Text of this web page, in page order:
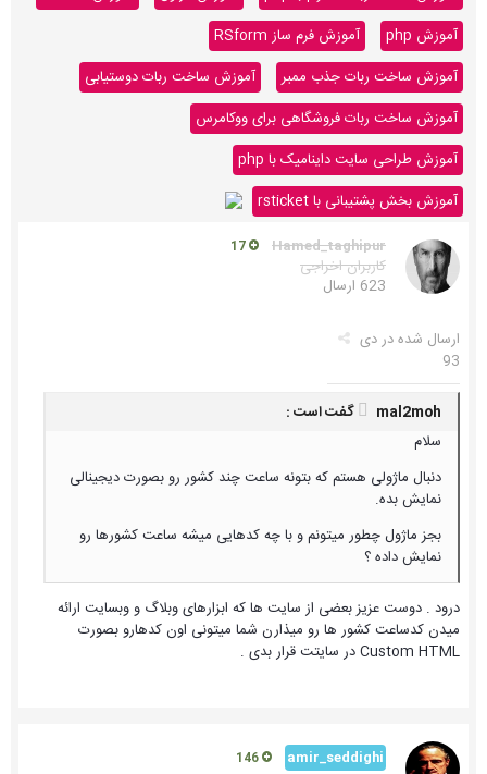
آموزش php
آموزش فرم ساز RSform
آموزش ساخت ربات جذب ممبر
آموزش ساخت ربات دوستیابی
آموزش ساخت ربات فروشگاهی برای ووکامرس
آموزش طراحی سایت داینامیک با php
آموزش بخش پشتیبانی با rsticket
Hamed_taghipur
کاربران اخراجی
623 ارسال
ارسال شده دردی
93
mal2moh گفت است :
سلام
دنبال ماژولی هستم که بتونه ساعت چند کشور رو بصورت دیجینالی
نمایش بده.
بجز ماژول چطور میتونم و با چه کدهایی میشه ساعت کشورها رو
نمایش داده ؟
درود . دوست عزیز بعضی از سایت ها که ابزارهای وبلاگ و وبسایت ارائه
میدن کدساعت کشور ها رو میذارن شما میتونی اون کدهارو بصورت
Custom HTML در سایتت قرار بدی .
amir_seddighi